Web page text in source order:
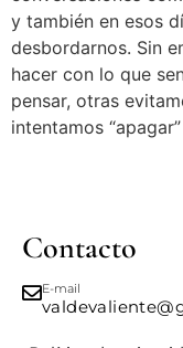
y también en esos
desbordarnos. Sin
hacer con lo que
pensar, otras
intentamos
Contacto
E-mail